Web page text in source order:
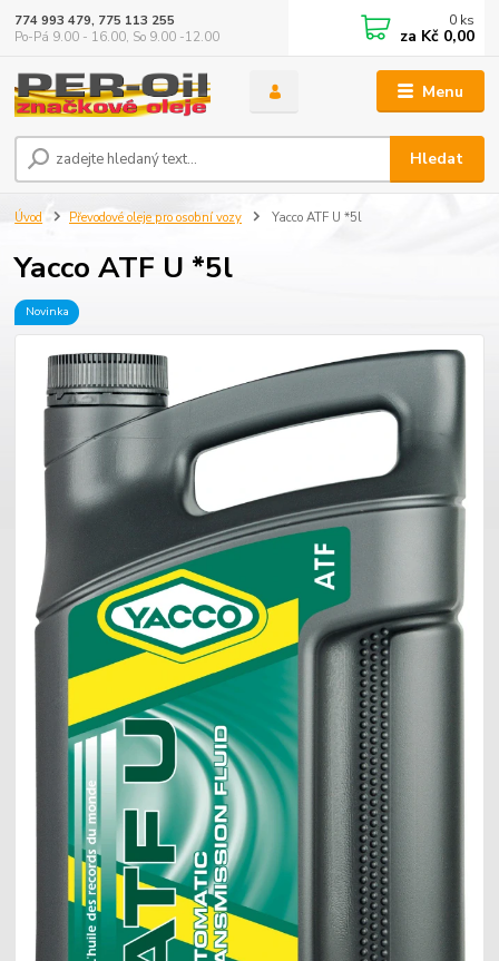
Menu
Hledat
774 993 479, 775 113 255
Po-Pá 9.00 - 16.00, So 9.00 -12.00
0 ks
za Kč 0,00
Úvod Převodové oleje pro osobní vozy Yacco ATF U *5l
Yacco ATF U *5l
Novinka